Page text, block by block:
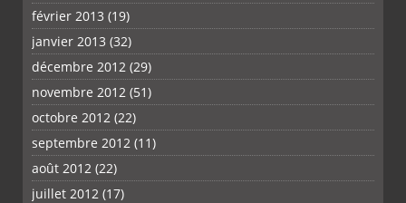
février 2013 (19)
janvier 2013 (32)
décembre 2012 (29)
novembre 2012 (51)
octobre 2012 (22)
septembre 2012 (11)
août 2012 (22)
juillet 2012 (17)